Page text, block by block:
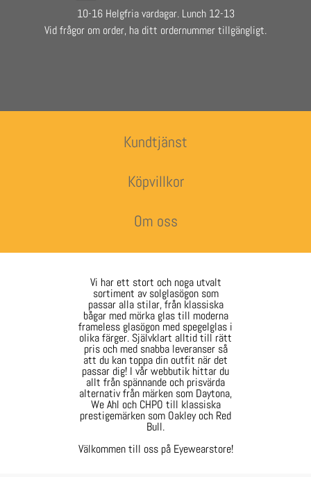
10-16 Helgfria vardagar. Lunch 12-13
Vid frågor om order, ha ditt ordernummer tillgängligt.
Kundtjänst
Köpvillkor
Om oss
Vi har ett stort och noga utvalt
sortiment av solglasögon som
passar alla stilar, från klassiska
bågar med mörka glas till moderna
frameless glasögon med spegelglas i
olika färger. Självklart alltid till rätt
pris och med snabba leveranser så
att du kan toppa din outfit när det
passar dig! I vår webbutik hittar du
allt från spännande och prisvärda
alternativ från märken som Daytona,
We Ahl och CHPO till klassiska
prestigemärken som Oakley och Red
Bull.
Välkommen till oss på Eyewearstore!